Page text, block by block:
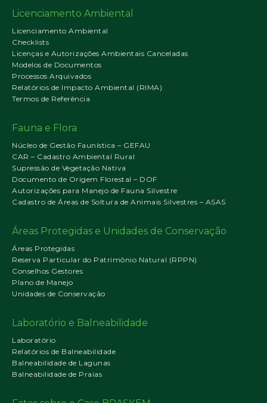
Licenciamento Ambiental
Licenciamento Ambiental
Checklists
Licenças e Autorizações Ambientais Canceladas
Modelos de Documentos
Processos Arquivados
Relatórios de Impacto Ambiental (RIMA)
Termos de Referência
Fauna e Flora
Núcleo de Gestão Faunística – GEFAU
CAR – Cadastro Ambiental Rural
Supressão de Vegetação Nativa
Documento de Origem Florestal – DOF
Autorizações para Manejo de Fauna Silvestre
Cadastro de Áreas de Soltura de Animais Silvestres – ASAS
Áreas Protegidas e Unidades de Conservação
Áreas Protegidas
Reserva Particular do Patrimônio Natural (RPPN)
Conselhos Gestores
Plano de Manejo
Unidades de Conservação
Laboratório e Balneabilidade
Laboratório
Relatórios de Balneabilidade
Balneabilidade de Lagunas
Balneabilidade de Praias